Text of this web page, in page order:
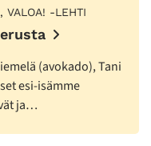
VALOA! -LEHTI
(avokado), Tani
esi-isämme
ja…